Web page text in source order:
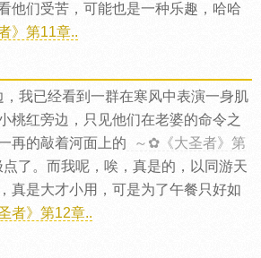
他们受苦，可能也是一种乐趣，哈哈
》第11章..
，我已经看到一群在寒风中表演一身肌
桃红旁边，只见他们在老婆的命令之
再的敲着河面上的
～✿《大圣者》第
点了。而我呢，唉，真是的，以同游天
真是大才小用，可是为了午餐只好如
者》第12章..